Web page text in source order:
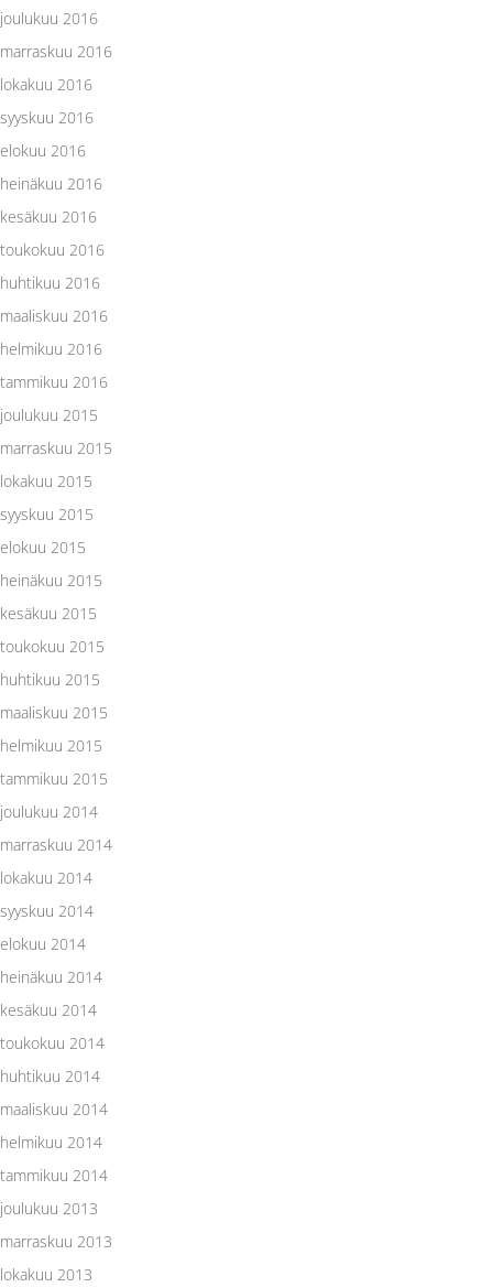
joulukuu 2016
marraskuu 2016
lokakuu 2016
syyskuu 2016
elokuu 2016
heinäkuu 2016
kesäkuu 2016
toukokuu 2016
huhtikuu 2016
maaliskuu 2016
helmikuu 2016
tammikuu 2016
joulukuu 2015
marraskuu 2015
lokakuu 2015
syyskuu 2015
elokuu 2015
heinäkuu 2015
kesäkuu 2015
toukokuu 2015
huhtikuu 2015
maaliskuu 2015
helmikuu 2015
tammikuu 2015
joulukuu 2014
marraskuu 2014
lokakuu 2014
syyskuu 2014
elokuu 2014
heinäkuu 2014
kesäkuu 2014
toukokuu 2014
huhtikuu 2014
maaliskuu 2014
helmikuu 2014
tammikuu 2014
joulukuu 2013
marraskuu 2013
lokakuu 2013